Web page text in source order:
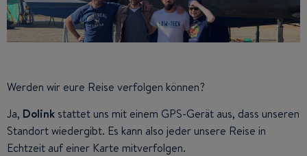
Werden wir eure Reise verfolgen können?
Ja, Dolink stattet uns mit einem GPS-Gerät aus, dass unseren
Standort wiedergibt. Es kann also jeder unsere Reise in
Echtzeit auf einer Karte mitverfolgen.